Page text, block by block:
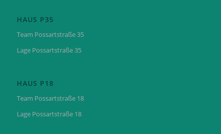
HAUS P35
Team Possartstraße 35
Lage Possartstraße 35
HAUS P18
Team Possartstraße 18
Lage Possartstraße 18